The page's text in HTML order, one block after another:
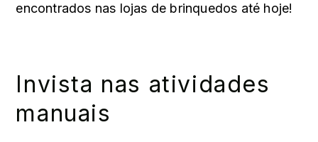
encontrados nas lojas de brinquedos até hoje!
Invista nas atividades
manuais